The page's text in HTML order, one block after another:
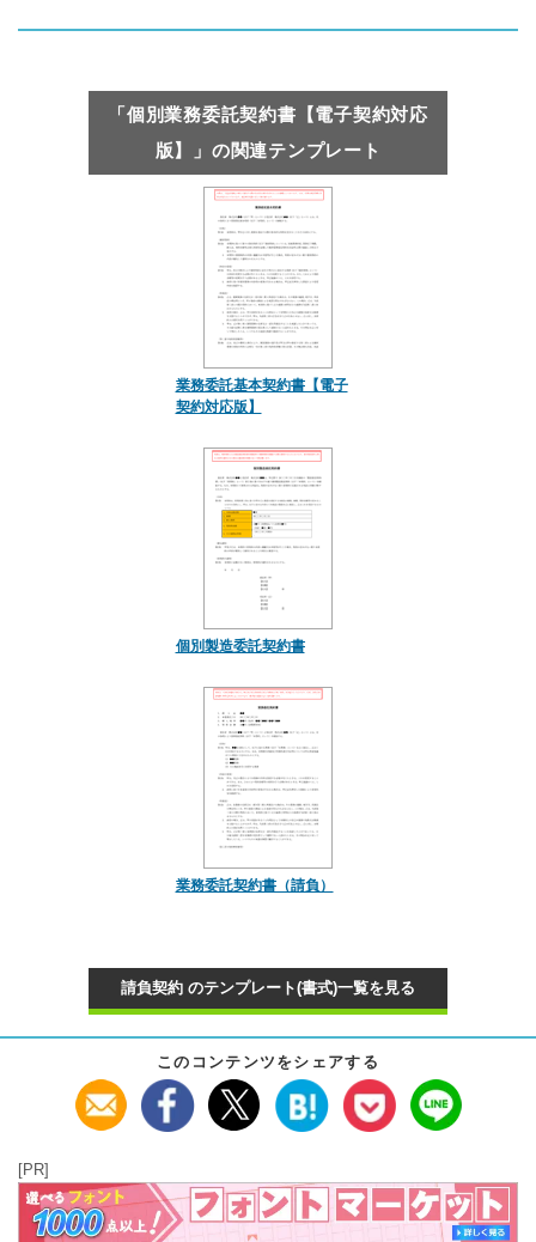
「個別業務委託契約書【電子契約対応
版】」の関連テンプレート
業務委託基本契約書【電子
契約対応版】
個別製造委託契約書
業務委託契約書（請負）
請負契約 のテンプレート(書式)一覧を見る
このコンテンツをシェアする
[PR]